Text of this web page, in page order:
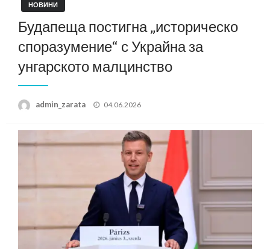
НОВИНИ
Будапеща постигна „историческо
споразумение“ с Украйна за
унгарското малцинство
admin_zarata
Posted
04.06.2026